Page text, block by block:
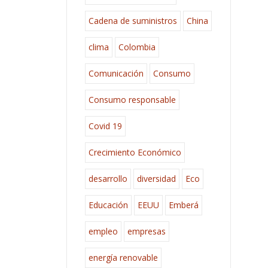
Cadena de suministros China
clima Colombia
Comunicación Consumo
Consumo responsable
Covid 19
Crecimiento Económico
desarrollo diversidad Eco
Educación EEUU Emberá
empleo empresas
energía renovable